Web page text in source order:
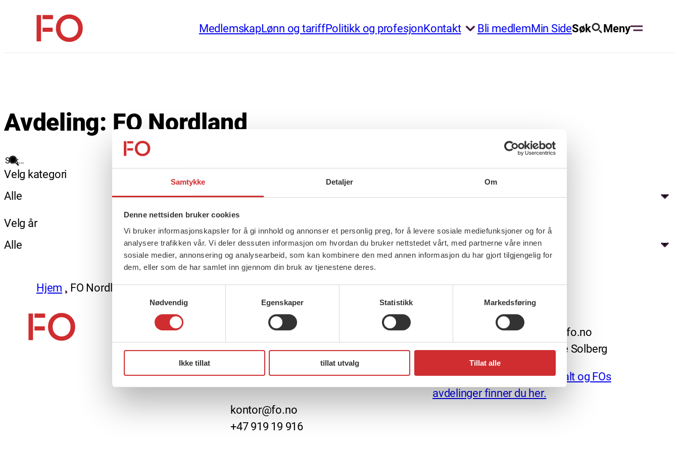
Samtykke Detaljer Om
Denne nettsiden bruker cookies
Vi bruker informasjonskapsler for å gi innhold og annonser et personlig preg, for å levere sosiale mediefunksjoner og for å
analysere trafikken vår. Vi deler dessuten informasjon om hvordan du bruker nettstedet vårt, med partnerne våre innen
sosiale medier, annonsering og analysearbeid, som kan kombinere den med annen informasjon du har gjort tilgjengelig for
dem, eller som de har samlet inn gjennom din bruk av tjenestene deres.
Samtykkevalg
Nødvendig
Egenskaper Statistikk Markedsføring
Ikke tillat tillat utvalg Tillat alle
innholdFO
MedlemskapLønn og tariffPolitikk og profesjonKontakt Bli medlemMin SideSøk Meny
Avdeling: FO Nordland
Søk
Velg kategori
Alle
Velg år
Alle
Hjem
FO Nordland
Ingen resultater funnet.
About us (English)
FO (Fellesorganisasjonen)
Mariboes gate 13
Pb. 4693 Sofienberg
kontor@fo.no
+47 919 19 916
Nettredaktør: nettredaktor@fo.no
Ansvarlig redaktør: Marianne Solberg
Fakturaadresser til FO sentralt og FOs
avdelinger finner du her.